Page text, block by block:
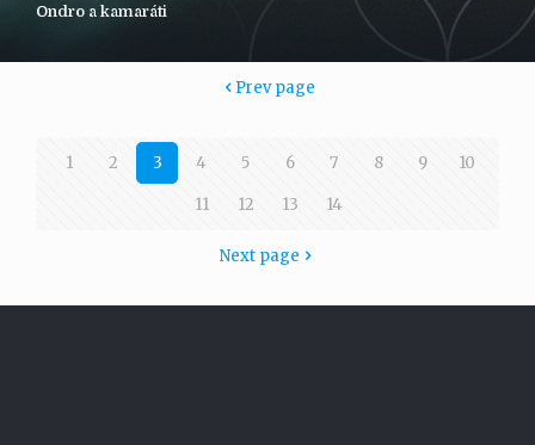
Ondro a kamaráti
Prev page
1 2 3 4 5 6 7 8 9 10
11 12 13 14
Next page